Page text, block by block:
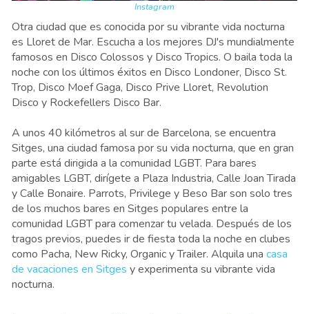
Instagram
Otra ciudad que es conocida por su vibrante vida nocturna
es Lloret de Mar. Escucha a los mejores DJ's mundialmente
famosos en Disco Colossos y Disco Tropics. O baila toda la
noche con los últimos éxitos en Disco Londoner, Disco St.
Trop, Disco Moef Gaga, Disco Prive Lloret, Revolution
Disco y Rockefellers Disco Bar.
A unos 40 kilómetros al sur de Barcelona, se encuentra
Sitges, una ciudad famosa por su vida nocturna, que en gran
parte está dirigida a la comunidad LGBT. Para bares
amigables LGBT, dirígete a Plaza Industria, Calle Joan Tirada
y Calle Bonaire. Parrots, Privilege y Beso Bar son solo tres
de los muchos bares en Sitges populares entre la
comunidad LGBT para comenzar tu velada. Después de los
tragos previos, puedes ir de fiesta toda la noche en clubes
como Pacha, New Ricky, Organic y Trailer. Alquila una casa
de vacaciones en Sitges y experimenta su vibrante vida
nocturna.